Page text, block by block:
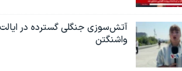
آتش‌سوزی جنگلی گسترده در ایالت
واشنگتن